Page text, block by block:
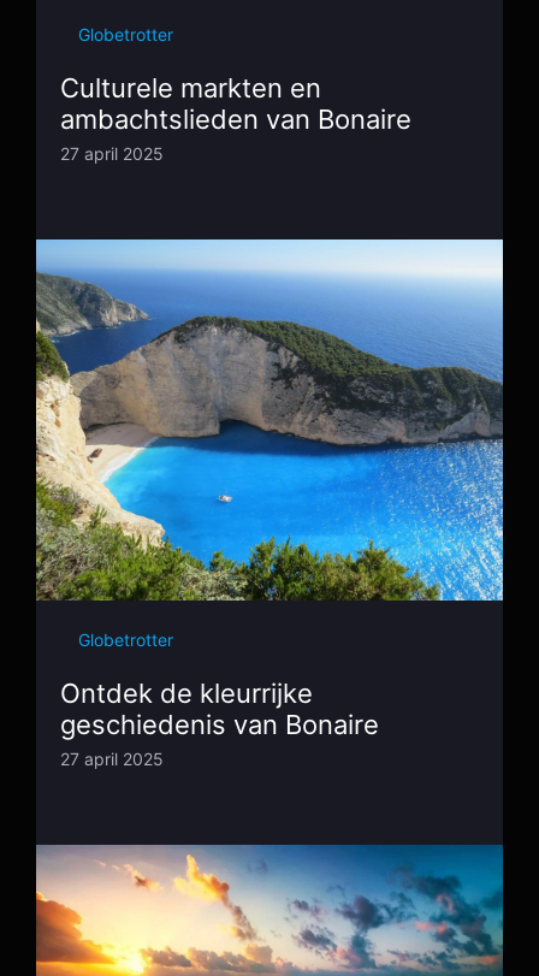
Globetrotter
Culturele markten en
ambachtslieden van Bonaire
27 april 2025
Globetrotter
Ontdek de kleurrijke
geschiedenis van Bonaire
27 april 2025